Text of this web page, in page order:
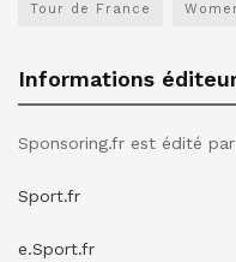
Tour de France
Informations
Sponsoring.fr est édité par
Sport.fr
e.Sport.fr